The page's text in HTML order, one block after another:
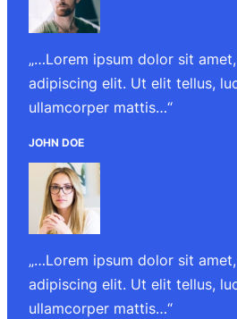
„…Lorem ipsum dolor sit
adipiscing elit. Ut elit tellus,
ullamcorper mattis…“
JOHN DOE
„…Lorem ipsum dolor sit
adipiscing elit. Ut elit tellus,
ullamcorper mattis…“